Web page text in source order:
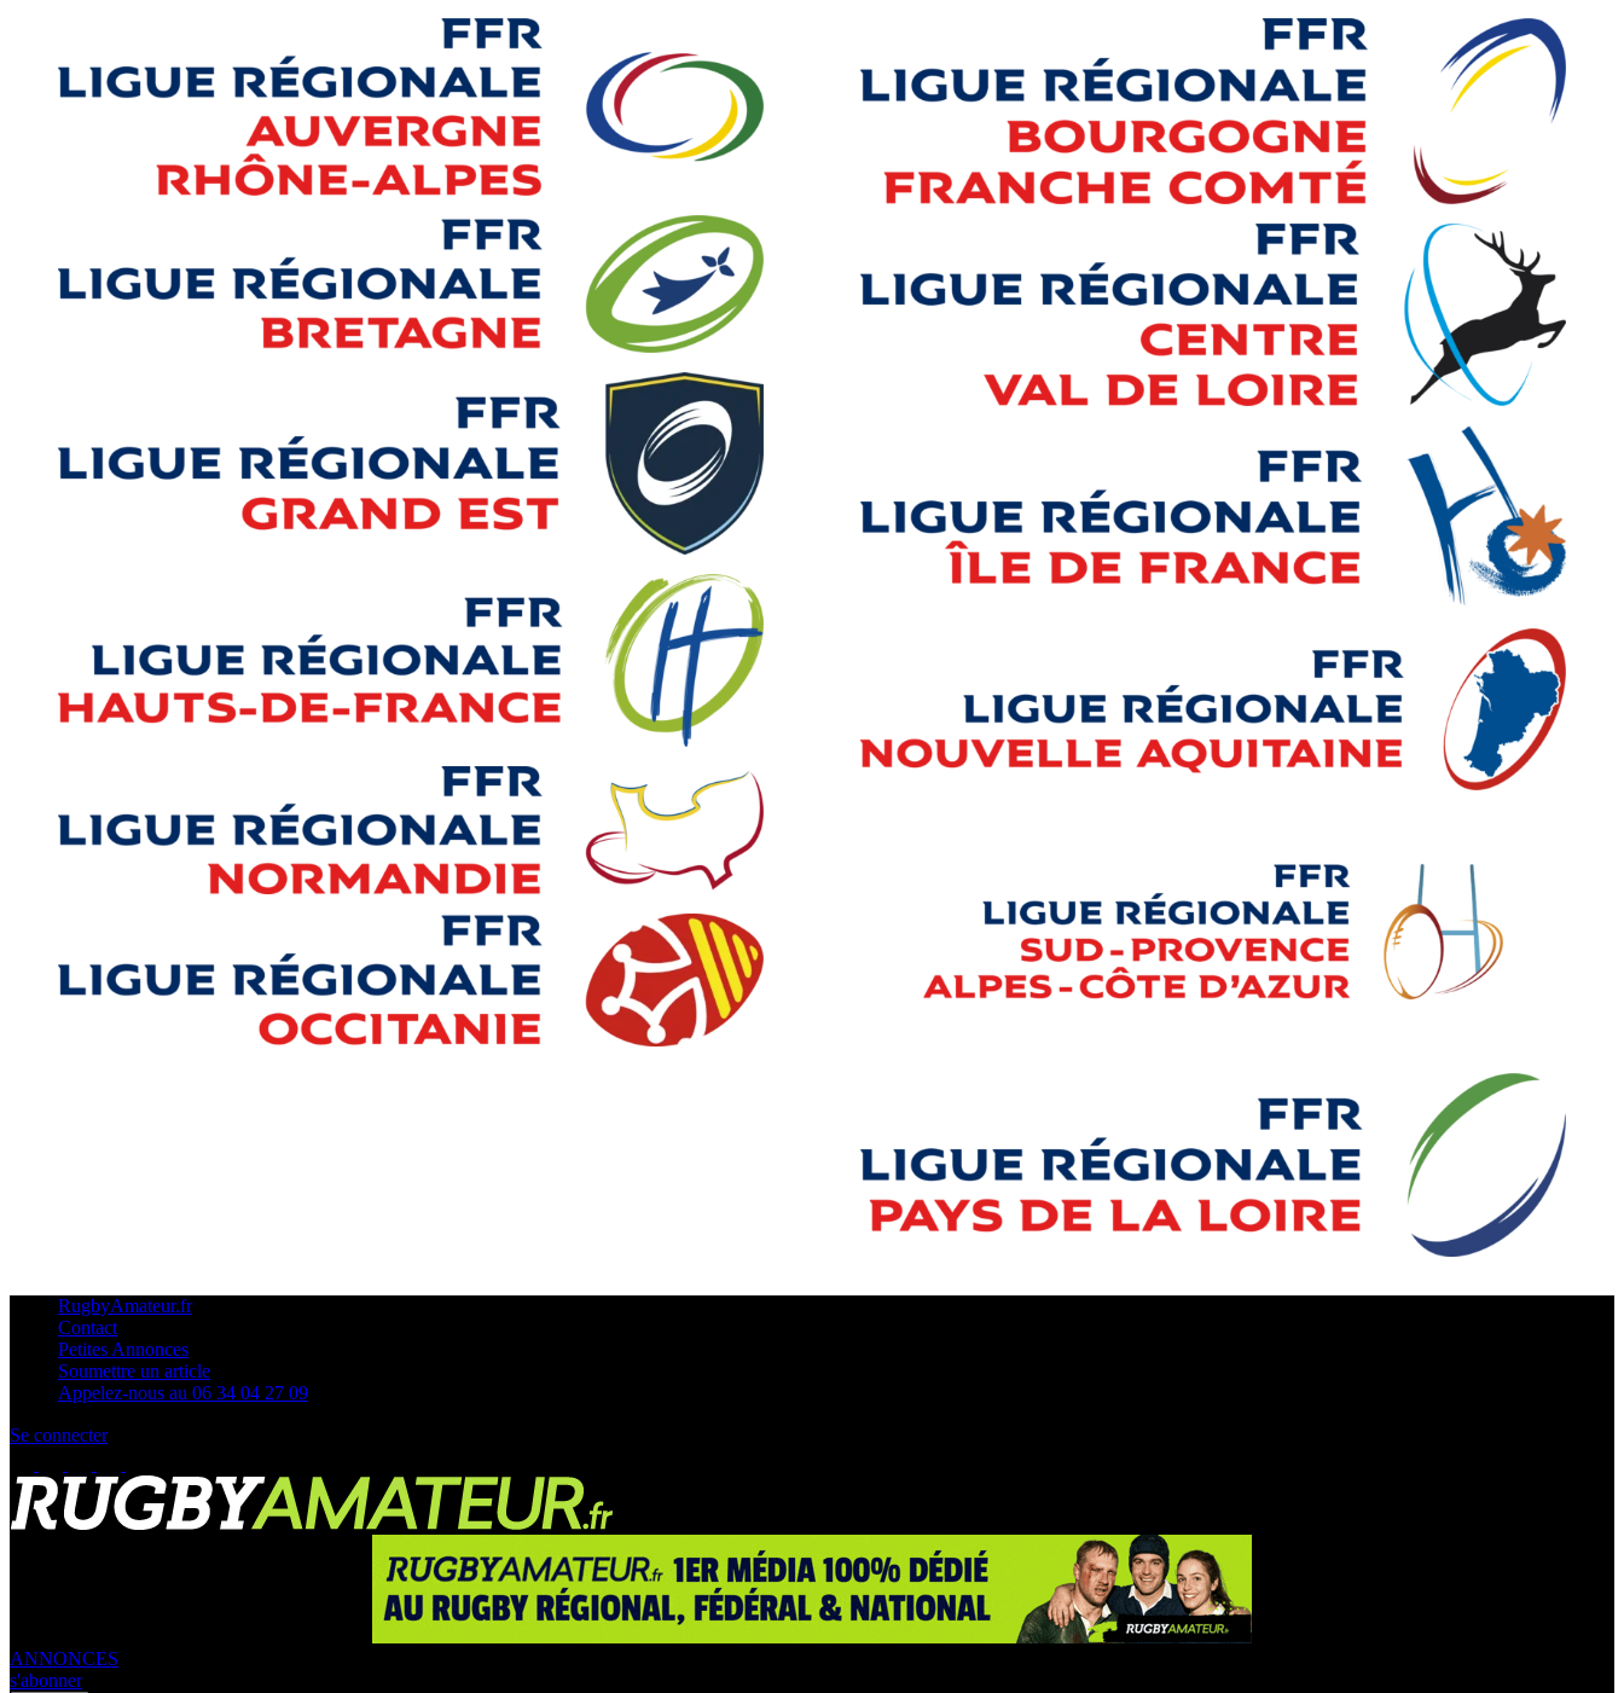
RugbyAmateur.fr
Contact
Petites Annonces
Soumettre un article
Appelez-nous au 06 34 04 27 09
Se connecter
ANNONCES
s'abonner